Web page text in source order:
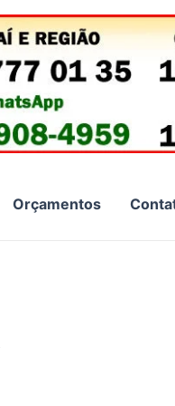
Orçamentos